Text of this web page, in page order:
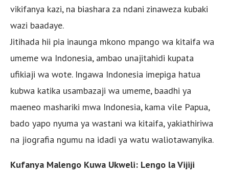
vikifanya kazi, na biashara za ndani zinaweza kubaki
wazi baadaye.
Jitihada hii pia inaunga mkono mpango wa kitaifa wa
umeme wa Indonesia, ambao unajitahidi kupata
ufikiaji wa wote. Ingawa Indonesia imepiga hatua
kubwa katika usambazaji wa umeme, baadhi ya
maeneo mashariki mwa Indonesia, kama vile Papua,
bado yapo nyuma ya wastani wa kitaifa, yakiathiriwa
na jiografia ngumu na idadi ya watu waliotawanyika.
Kufanya Malengo Kuwa Ukweli: Lengo la Vijiji